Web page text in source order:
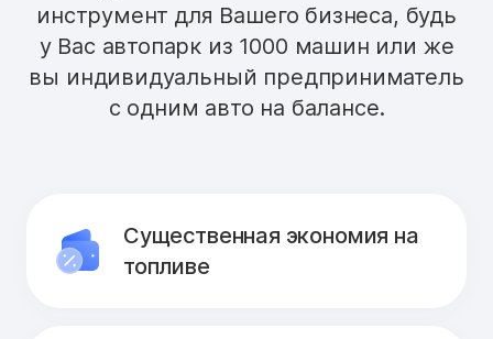
инструмент для Вашего бизнеса, будь
у Вас автопарк из 1000 машин или же
вы индивидуальный предприниматель
с одним авто на балансе.
Существенная экономия на
топливе